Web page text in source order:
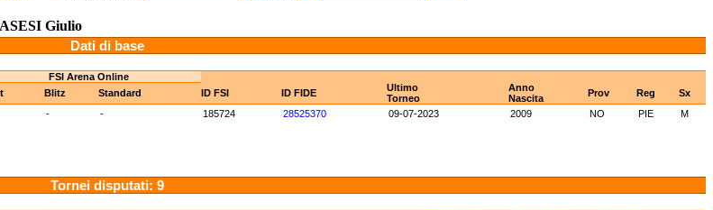
Giulio
Dati di base
FSI Arena Online
Blitz Standard ID FSI ID FIDE
Ultimo
Torneo
Anno
Nascita
Prov Reg
Sx
- - 185724 28525370 09-07-2023 2009 NO PIE
M
Tornei disputati: 9